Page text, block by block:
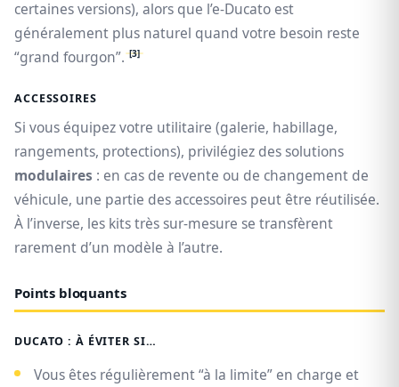
certaines versions), alors que l’e-Ducato est
généralement plus naturel quand votre besoin reste
“grand fourgon”. [3]
ACCESSOIRES
Si vous équipez votre utilitaire (galerie, habillage,
rangements, protections), privilégiez des solutions
modulaires : en cas de revente ou de changement de
véhicule, une partie des accessoires peut être réutilisée.
À l’inverse, les kits très sur-mesure se transfèrent
rarement d’un modèle à l’autre.
Points bloquants
DUCATO : À ÉVITER SI…
Vous êtes régulièrement “à la limite” en charge et